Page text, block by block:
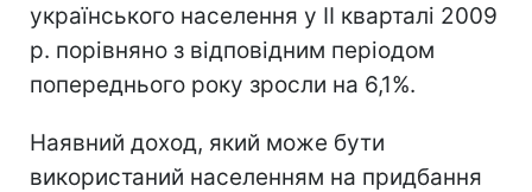
українського населення у ІІ кварталі 2009
р. порівняно з відповідним періодом
попереднього року зросли на 6,1%.
Наявний доход, який може бути
використаний населенням на придбання